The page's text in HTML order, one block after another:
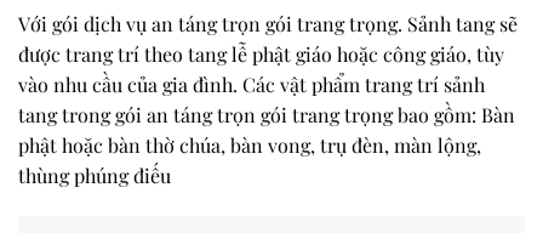
Với gói dịch vụ an táng trọn gói trang trọng. Sảnh tang sẽ
được trang trí theo tang lễ phật giáo hoặc công giáo, tùy
vào nhu cầu của gia đình. Các vật phẩm trang trí sảnh
tang trong gói an táng trọn gói trang trọng bao gồm: Bàn
phật hoặc bàn thờ chúa, bàn vong, trụ đèn, màn lộng,
thùng phúng điếu